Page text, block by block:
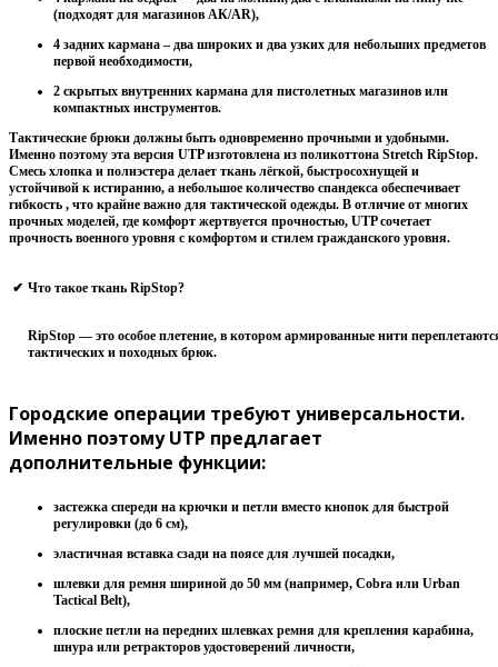
(подходят для магазинов АК/AR),
4 задних кармана – два широких и два узких для небольших предметов
первой необходимости,
2 скрытых внутренних кармана для пистолетных магазинов или
компактных инструментов.
Тактические брюки должны быть одновременно прочными и удобными.
Именно поэтому эта версия UTP изготовлена ​​из поликоттона Stretch RipStop.
Смесь хлопка и полиэстера делает ткань лёгкой, быстросохнущей и
устойчивой к истиранию, а небольшое количество спандекса обеспечивает
гибкость , что крайне важно для тактической одежды. В отличие от многих
прочных моделей, где комфорт жертвуется прочностью, UTP сочетает
прочность военного уровня с комфортом и стилем гражданского уровня.
✔ Что такое ткань RipStop?
RipStop — это особое плетение, в котором армированные нити
тактических и походных брюк.
Городские операции требуют универсальности.
Именно поэтому UTP предлагает
дополнительные функции:
застежка спереди на крючки и петли вместо кнопок для быстрой
регулировки (до 6 см),
эластичная вставка сзади на поясе для лучшей посадки,
шлевки для ремня шириной до 50 мм (например, Cobra или Urban
Tactical Belt),
плоские петли на передних шлевках ремня для крепления карабина,
шнура или ретракторов удостоверений личности,